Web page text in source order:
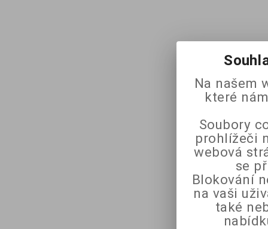
Na našem
které
Soubory
prohlížeči
webová
se
Blokování
na vaši
také